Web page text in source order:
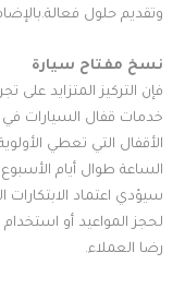
وتقديم حلول
نسخ مفتاح سيارة
فإن التركيز المتزايد
خدمات قفال السيارات
الأقفال التي تعطي
الساعة طوال أيام
سيؤدي اعتماد
رضا العملاء.